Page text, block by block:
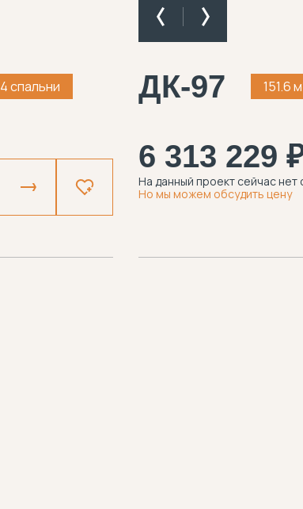
4 спальни ДК-97 151.6
6 313 229
На данный проект сейчас нет
Но мы можем обсудить цену